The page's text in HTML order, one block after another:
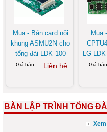
Mua - Bán card nối
khung ASMU2N cho
tổng đài LDK-100
Giá bán: Liên hệ
Mua
LG
Giá
BÀN LẬP TRÌNH TỔNG ĐÀI